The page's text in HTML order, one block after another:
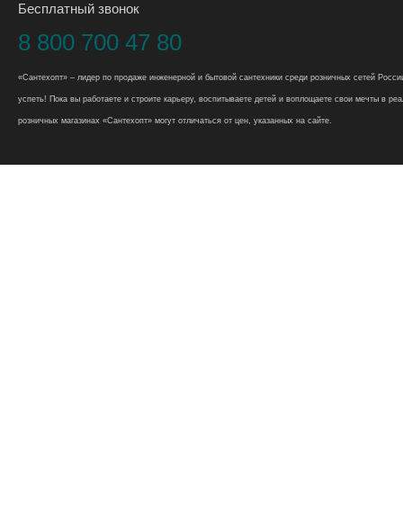
Бесплатный звонок
8 800 700 47 80
«Сантехопт» – лидер по продаже инженерной и бытовой сантехники среди розничных сетей
успеть! Пока вы работаете и строите карьеру, воспитываете детей и воплощаете свои мечты в
розничных магазинах «Сантехопт» могут отличаться от цен, указанных на сайте.